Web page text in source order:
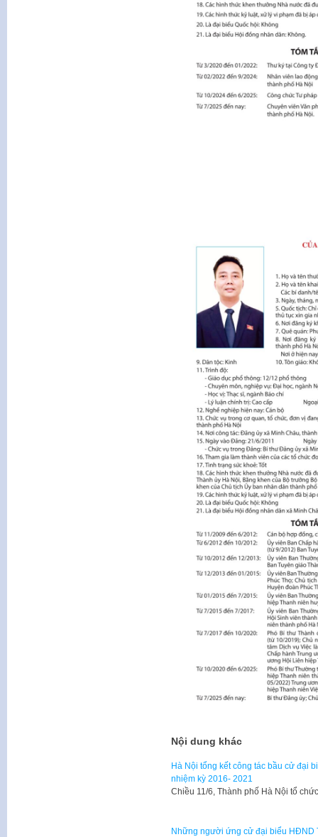
Nội dung khác
Hà Nội tổng kết công tác bầu cử đại
nhiệm kỳ 2016- 2021
Chiều 11/6, Thành phố Hà Nội tổ
Những người ứng cử đại biểu HĐND